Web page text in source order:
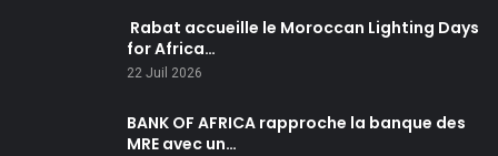
Rabat accueille le Moroccan Lighting Days
for Africa…
22 Juil 2026
BANK OF AFRICA rapproche la banque des
MRE avec un…